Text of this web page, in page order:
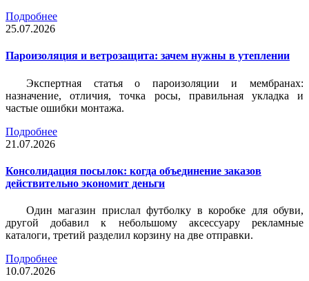
Подробнее
25.07.2026
Пароизоляция и ветрозащита: зачем нужны в утеплении
Экспертная статья о пароизоляции и мембранах:
назначение, отличия, точка росы, правильная укладка и
частые ошибки монтажа.
Подробнее
21.07.2026
Консолидация посылок: когда объединение заказов
действительно экономит деньги
Один магазин прислал футболку в коробке для обуви,
другой добавил к небольшому аксессуару рекламные
каталоги, третий разделил корзину на две отправки.
Подробнее
10.07.2026